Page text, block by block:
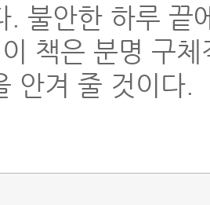
. 불안한 하루 끝
책은 분명 구
안겨 줄 것이다.